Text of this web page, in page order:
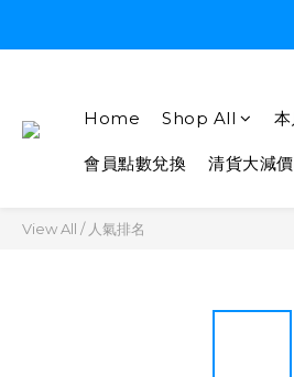
Home Shop All
會員點數兌換 清貨大減
View All / 人氣排名